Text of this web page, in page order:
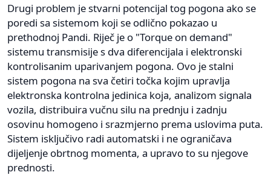
Drugi problem je stvarni potencijal tog pogona ako se
poredi sa sistemom koji se odlično pokazao u
prethodnoj Pandi. Riječ je o "Torque on demand"
sistemu transmisije s dva diferencijala i elektronski
kontrolisanim uparivanjem pogona. Ovo je stalni
sistem pogona na sva četiri točka kojim upravlja
elektronska kontrolna jedinica koja, analizom signala
vozila, distribuira vučnu silu na prednju i zadnju
osovinu homogeno i srazmjerno prema uslovima puta.
Sistem isključivo radi automatski i ne ograničava
dijeljenje obrtnog momenta, a upravo to su njegove
prednosti.